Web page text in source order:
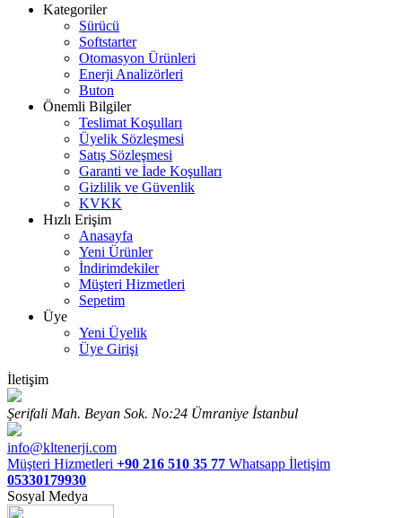
Kategoriler
Sürücü
Softstarter
Otomasyon Ürünleri
Enerji Analizörleri
Buton
Önemli Bilgiler
Teslimat Koşulları
Üyelik Sözleşmesi
Satış Sözleşmesi
Garanti ve İade Koşulları
Gizlilik ve Güvenlik
KVKK
Hızlı Erişim
Anasayfa
Yeni Ürünler
İndirimdekiler
Müşteri Hizmetleri
Sepetim
Üye
Yeni Üyelik
Üye Girişi
İletişim
Şerifali Mah. Beyan Sok. No:24 Ümraniye İstanbul
info@kltenerji.com
Müşteri Hizmetleri +90 216 510 35 77 Whatsapp İletişim
05330179930
Sosyal Medya